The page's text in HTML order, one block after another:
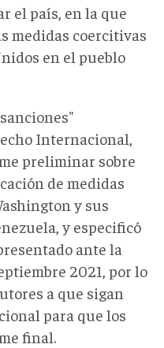
el país, en la que
medidas coercitivas
en el pueblo
Internacional,
preliminar sobre
de medidas
y sus
y especificó
ante la
2021, por lo
a que sigan
para que los
final.